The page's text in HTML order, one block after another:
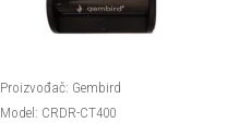
Proizvođač: Gembird
Model: CRDR-CT400